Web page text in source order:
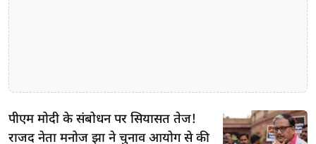
पीएम मोदी के संबोधन पर सियासत तेज!
राजद नेता मनोज झा ने चुनाव आयोग से की